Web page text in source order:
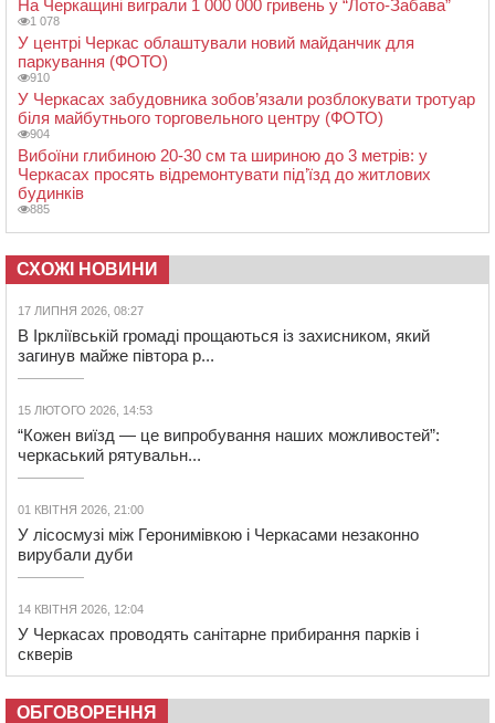
На Черкащині виграли 1 000 000 гривень у “Лото-Забава”
1 078
У центрі Черкас облаштували новий майданчик для
паркування (ФОТО)
910
У Черкасах забудовника зобов’язали розблокувати тротуар
біля майбутнього торговельного центру (ФОТО)
904
Вибоїни глибиною 20-30 см та шириною до 3 метрів: у
Черкасах просять відремонтувати під’їзд до житлових
будинків
885
СХОЖІ НОВИНИ
17 ЛИПНЯ 2026, 08:27
В Іркліївській громаді прощаються із захисником, який
загинув майже півтора р...
15 ЛЮТОГО 2026, 14:53
“Кожен виїзд — це випробування наших можливостей”:
черкаський рятувальн...
01 КВІТНЯ 2026, 21:00
У лісосмузі між Геронимівкою і Черкасами незаконно
вирубали дуби
14 КВІТНЯ 2026, 12:04
У Черкасах проводять санітарне прибирання парків і
скверів
ОБГОВОРЕННЯ